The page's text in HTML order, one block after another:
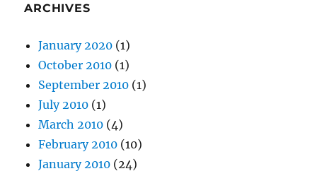
ARCHIVES
January 2020 (1)
October 2010 (1)
September 2010 (1)
July 2010 (1)
March 2010 (4)
February 2010 (10)
January 2010 (24)